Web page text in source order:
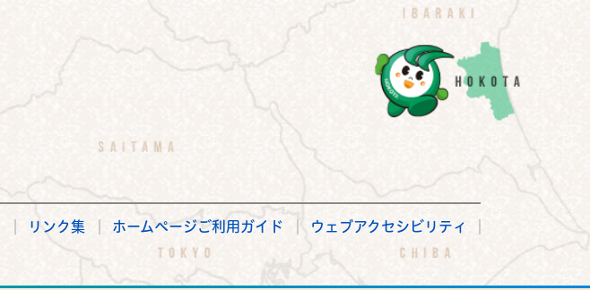
リンク集 ホームページご利用ガイド ウェブアクセシビリティ